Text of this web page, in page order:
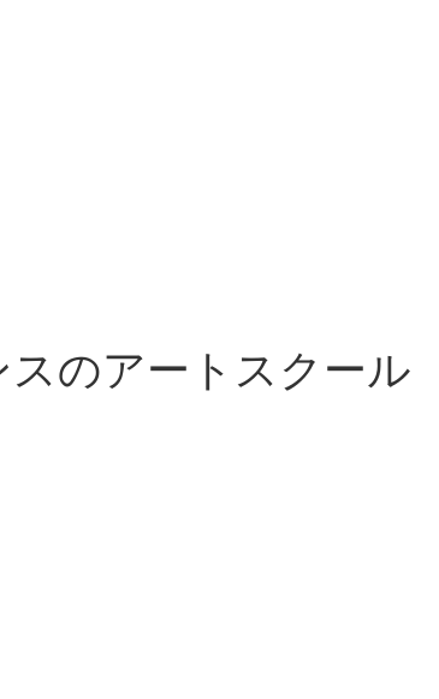
のアートスクール